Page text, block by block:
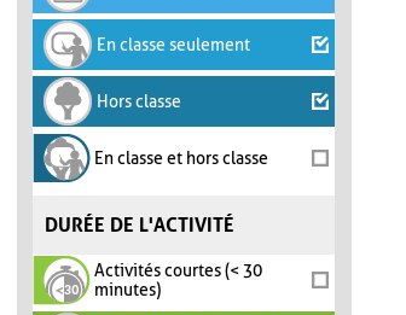
En classe seulement
Hors classe
En classe et hors classe
DURÉE DE L'ACTIVITÉ
Activités courtes (< 30
minutes)